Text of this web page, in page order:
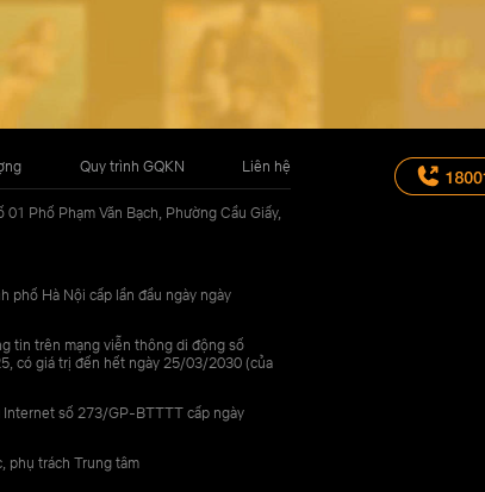
Quy trình GQKN Liên hệ
Phố Phạm Văn Bạch, Phường Cầu Giấy,
phố Hà Nội cấp lần đầu ngày ngày
tin trên mạng viễn thông di động số
có giá trị đến hết ngày 25/03/2030 (của
Internet số 273/GP-BTTTT cấp ngày
phụ trách Trung tâm